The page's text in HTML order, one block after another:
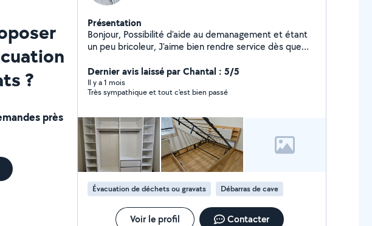
?
près
Présentation
Bonjour, Possibilité d'aide au demanagement et étant
un peu bricoleur, J'aime bien rendre service dès que
Dernier avis laissé par Chantal : 5/5
Il y a 1 mois
Très sympathique et tout c'est bien passé
Évacuation de déchets ou gravats Débarras de cave
Voir le profil Contacter